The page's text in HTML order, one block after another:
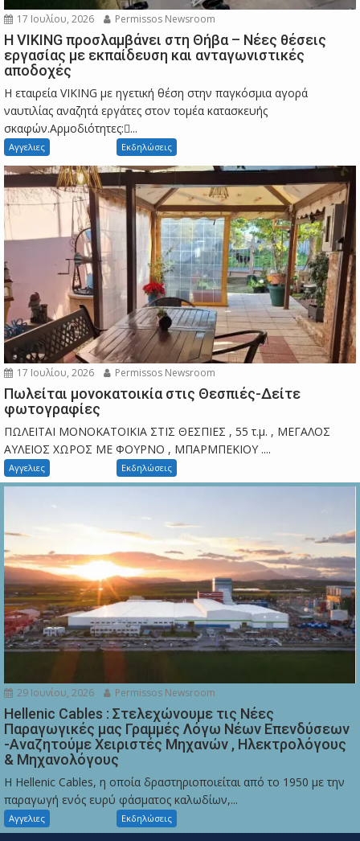
17 Ιουλίου, 2026 Permissos Newsroom
Η VIKING προσλαμβάνει στη Θήβα – Νέες θέσεις
εργασίας με εκπαίδευση και ανταγωνιστικές
αποδοχές
Η εταιρεία VIKING με ηγετική θέση στην παγκόσμια αγορά
ναυτιλίας αναζητά εργάτες στον τομέα κατασκευής
σκαφών.Αρμοδιότητες:...
Αγγελιες Εκδηλώσεις
17 Ιουλίου, 2026 Permissos Newsroom
Πωλείται μονοκατοικία στις Θεσπιές-Δείτε
φωτογραφίες
ΠΩΛΕΙΤΑΙ ΜΟΝΟΚΑΤΟΙΚΙΑ ΣΤΙΣ ΘΕΣΠΙΕΣ , 55 τ.μ. , ΜΕΓΑΛΟΣ
ΑΥΛΕΙΟΣ ΧΩΡΟΣ ΜΕ ΦΟΥΡΝΟ , ΜΠΑΡΜΠΕΚΙΟΥ ....
Αγγελιες Εκδηλώσεις
29 Ιουνίου, 2026 Permissos Newsroom
Hellenic Cables : Στελεχώνουμε τις Νέες
Παραγωγικές μας Γραμμές Λόγω Νέων Επενδύσεων
-Αναζητούμε Χειριστές Μηχανών , Ηλεκτρολόγους
& Μηχανολόγους
Η Hellenic Cables, η οποία δραστηριοποιείται από το 1950 με την
παραγωγή ενός ευρύ φάσματος καλωδίων,...
Αγγελιες Εκδηλώσεις